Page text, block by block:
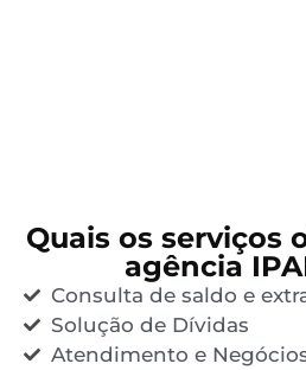
Quais os serviços
agência
Consulta de saldo e
Solução de Dívidas
Atendimento e